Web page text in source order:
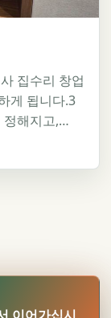
집수리 창업
게 됩니다.3
정해지고,…